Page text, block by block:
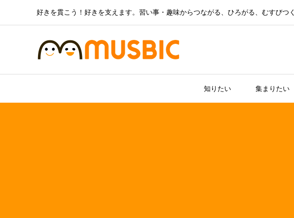
好きを貫こう！好きを支えます。習い事・趣味からつながる、ひろがる、むすびつく
知りたい 集まりたい